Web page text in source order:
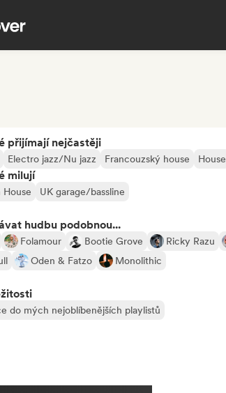
přijímají nejčastěji
Electro jazz/Nu jazz Francouzský house House
milují
House UK garage/bassline
hudbu podobnou...
Folamour Bootie Grove Ricky Razu
Oden & Fatzo Monolithic
do mých nejoblíbenějších playlistů